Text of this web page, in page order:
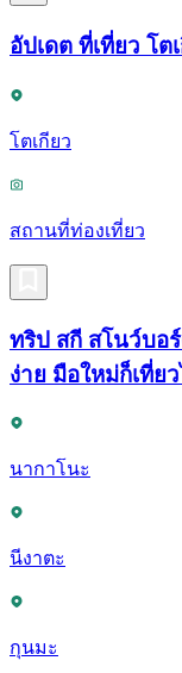
อัปเดต ที่เที่ยว โ
โตเกียว
สถานที่ท่องเที่ยว
ทริป สกี สโนว์บอ
ง่าย มือใหม่ก็เที่ย
นากาโนะ
นีงาตะ
กุนมะ